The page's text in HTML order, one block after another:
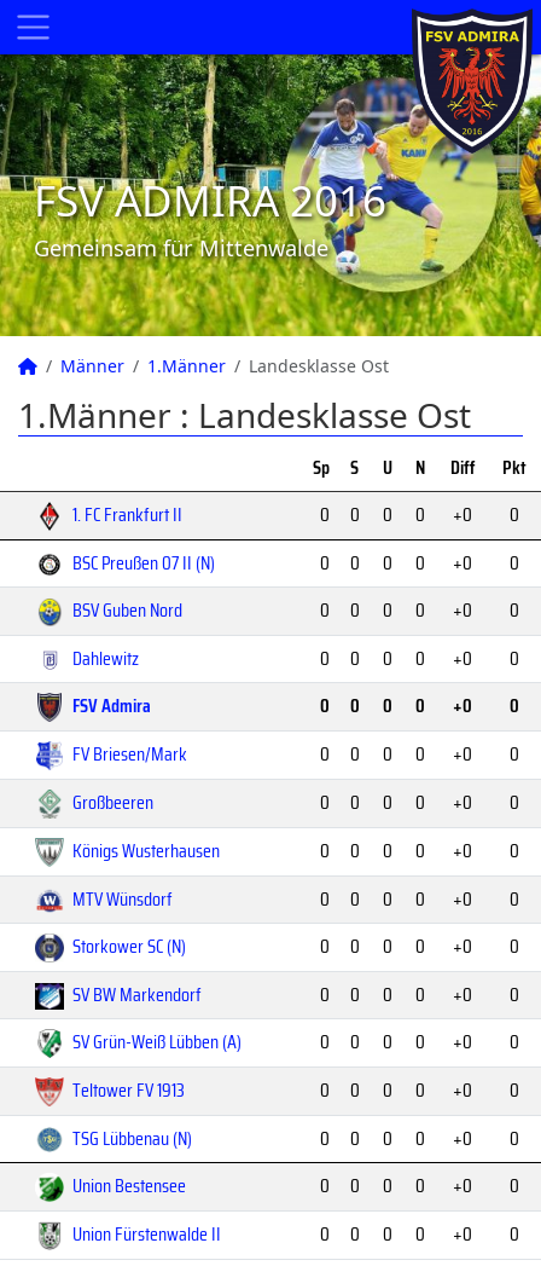
FSV ADMIRA 2016
Gemeinsam für Mittenwalde
Männer 1.Männer Landesklasse Ost
1.Männer : Landesklasse Ost
Sp S U N Diff
Pkt
1. FC Frankfurt II
0 0 0 0 +0
0
BSC Preußen 07 II (N)
0 0 0 0 +0
0
BSV Guben Nord
0 0 0 0 +0
0
Dahlewitz
0 0 0 0 +0
0
FSV Admira
0 0 0 0 +0
0
FV Briesen/Mark
0 0 0 0 +0
0
Großbeeren
0 0 0 0 +0
0
Königs Wusterhausen
0 0 0 0 +0
0
MTV Wünsdorf
0 0 0 0 +0
0
Storkower SC (N)
0 0 0 0 +0
0
SV BW Markendorf
0 0 0 0 +0
0
SV Grün-Weiß Lübben (A)
0 0 0 0 +0
0
Teltower FV 1913
0 0 0 0 +0
0
TSG Lübbenau (N)
0 0 0 0 +0
0
Union Bestensee
0 0 0 0 +0
0
Union Fürstenwalde II
0 0 0 0 +0 0